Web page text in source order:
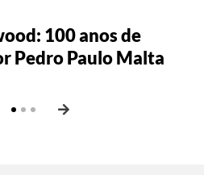
100 anos de
Pedro Paulo Malta
vivo, com Luiz
por Ricardo
e Thayane Vicente